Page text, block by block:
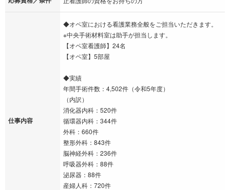
仕事内容
◆オペ室における看護業務全般をご担当いただきます。
※中央手術材料室は助手が担当します。
【オペ室看護師】24名
【オペ室】5部屋
◆実績
年間手術件数：4,502件（令和5年度）
（内訳）
消化器内科：520件
循環器内科：344件
外科：660件
整形外科：843件
脳神経外科：236件
呼吸器外科：88件
泌尿器：88件
産婦人科：720件